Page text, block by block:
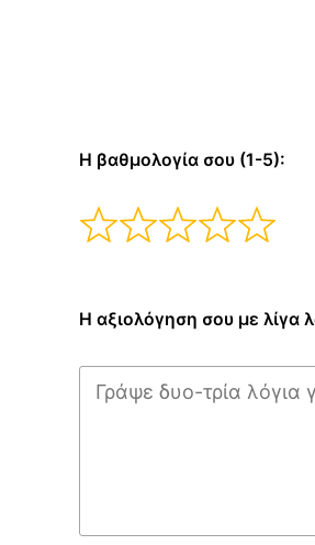
Η βαθμολογία σου (1-5):
Η αξιολόγηση σου με λίγα